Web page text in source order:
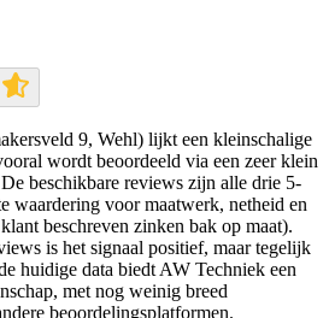
9, Wehl) lijkt een kleinschalige
wordt beoordeeld via een zeer klein
beschikbare reviews zijn alle drie 5-
waardering voor maatwerk, netheid en
beschreven zinken bak op maat).
is het signaal positief, maar tegelijk
huidige data biedt AW Techniek een
met nog weinig breed
beoordelingsplatformen.